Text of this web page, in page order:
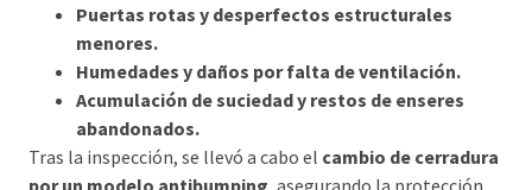
Puertas rotas y desperfectos estructurales
menores.
Humedades y daños por falta de ventilación.
Acumulación de suciedad y restos de enseres
abandonados.
Tras la inspección, se llevó a cabo el cambio de cerradura
por un modelo antibumping , asegurando la protección